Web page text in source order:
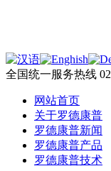
全国统一服务热线
网站首页
关于罗德康普
罗德康普新闻
罗德康普产品
罗德康普技术